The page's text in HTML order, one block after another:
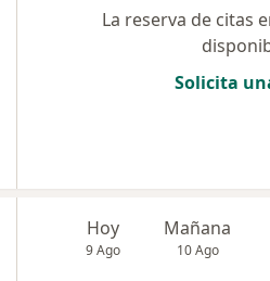
La reserva de citas
Solicita
Hoy
9 Ago
Mañana
10 Ago